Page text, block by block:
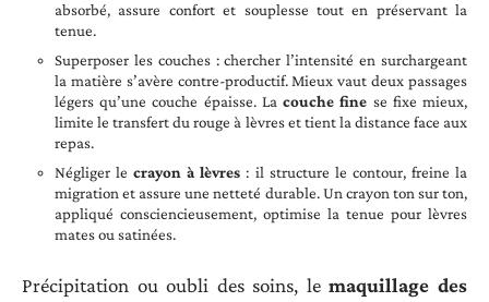
absorbé, assure confort et souplesse tout en préservant la
tenue.
Superposer les couches : chercher l’intensité en surchargeant
la matière s’avère contre-productif. Mieux vaut deux passages
légers qu’une couche épaisse. Lacouche fine se fixe mieux,
limite le transfert du rouge à lèvres et tient la distance face aux
repas.
Négliger lecrayon à lèvres : il structure le contour, freine la
migration et assure une netteté durable. Un crayon ton sur ton,
appliqué consciencieusement, optimise la tenue pour lèvres
mates ou satinées.
Précipitation ou oubli des soins, lemaquillage des